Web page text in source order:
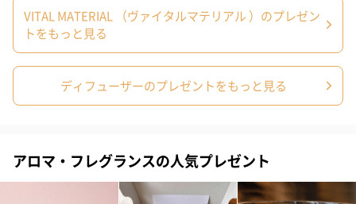
VITAL MATERIAL （ヴァイタルマテリアル ）のプレゼン
トをもっと見る
ディフューザーのプレゼントをもっと見る
アロマ・フレグランスの人気プレゼント